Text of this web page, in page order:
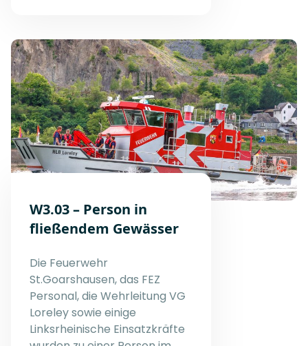
W3.03 – Person in
fließendem Gewässer
Die Feuerwehr
St.Goarshausen, das FEZ
Personal, die Wehrleitung VG
Loreley sowie einige
Linksrheinische Einsatzkräfte